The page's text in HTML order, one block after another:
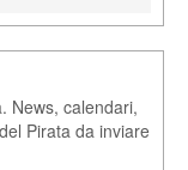
News, calendari,
Pirata da inviare